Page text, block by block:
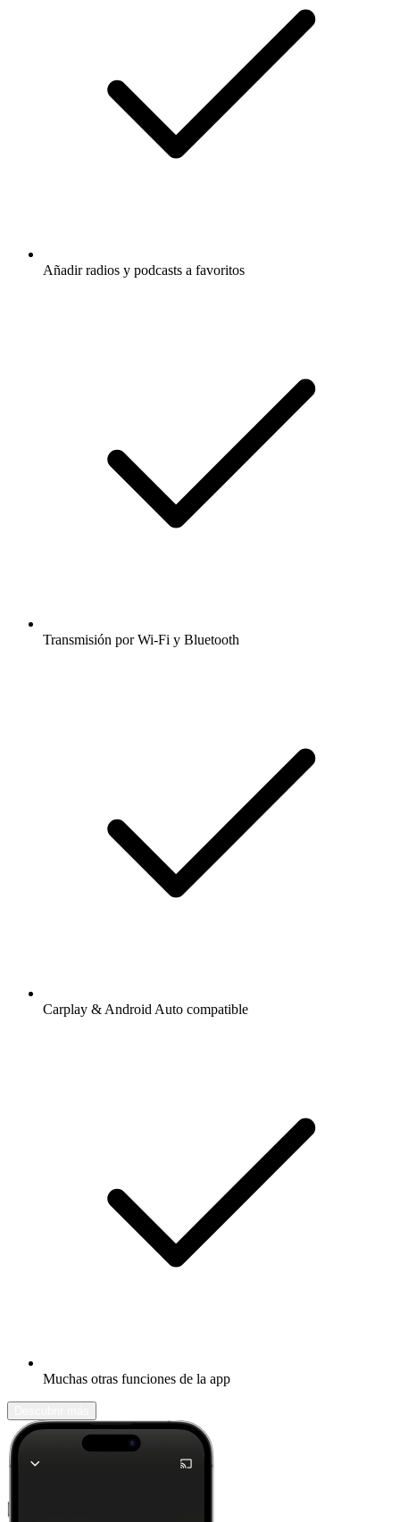
Añadir radios y podcasts a favoritos
Transmisión por Wi-Fi y Bluetooth
Carplay & Android Auto compatible
Muchas otras funciones de la app